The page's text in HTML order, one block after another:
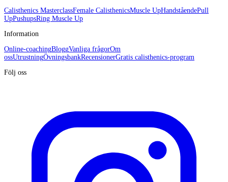
Calisthenics MasterclassFemale CalisthenicsMuscle UpHandståendePull
UpPushupsRing Muscle Up
Information
Online-coachingBloggVanliga frågorOm
ossUtrustningÖvningsbankRecensionerGratis calisthenics-program
Följ oss